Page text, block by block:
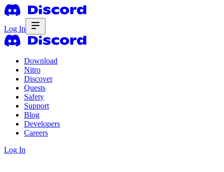
Log In
Download
Nitro
Discover
Quests
Safety
Support
Blog
Developers
Careers
Log In